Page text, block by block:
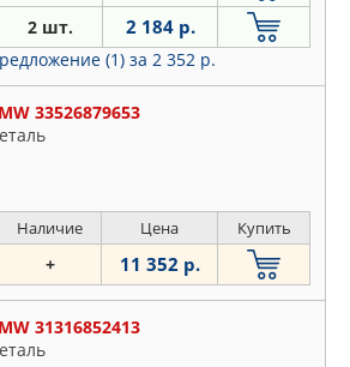
2 шт. 2 184 р.
(1) за 2 352 р.
33526879653
Наличие Цена Купить
+ 11 352 р.
31316852413